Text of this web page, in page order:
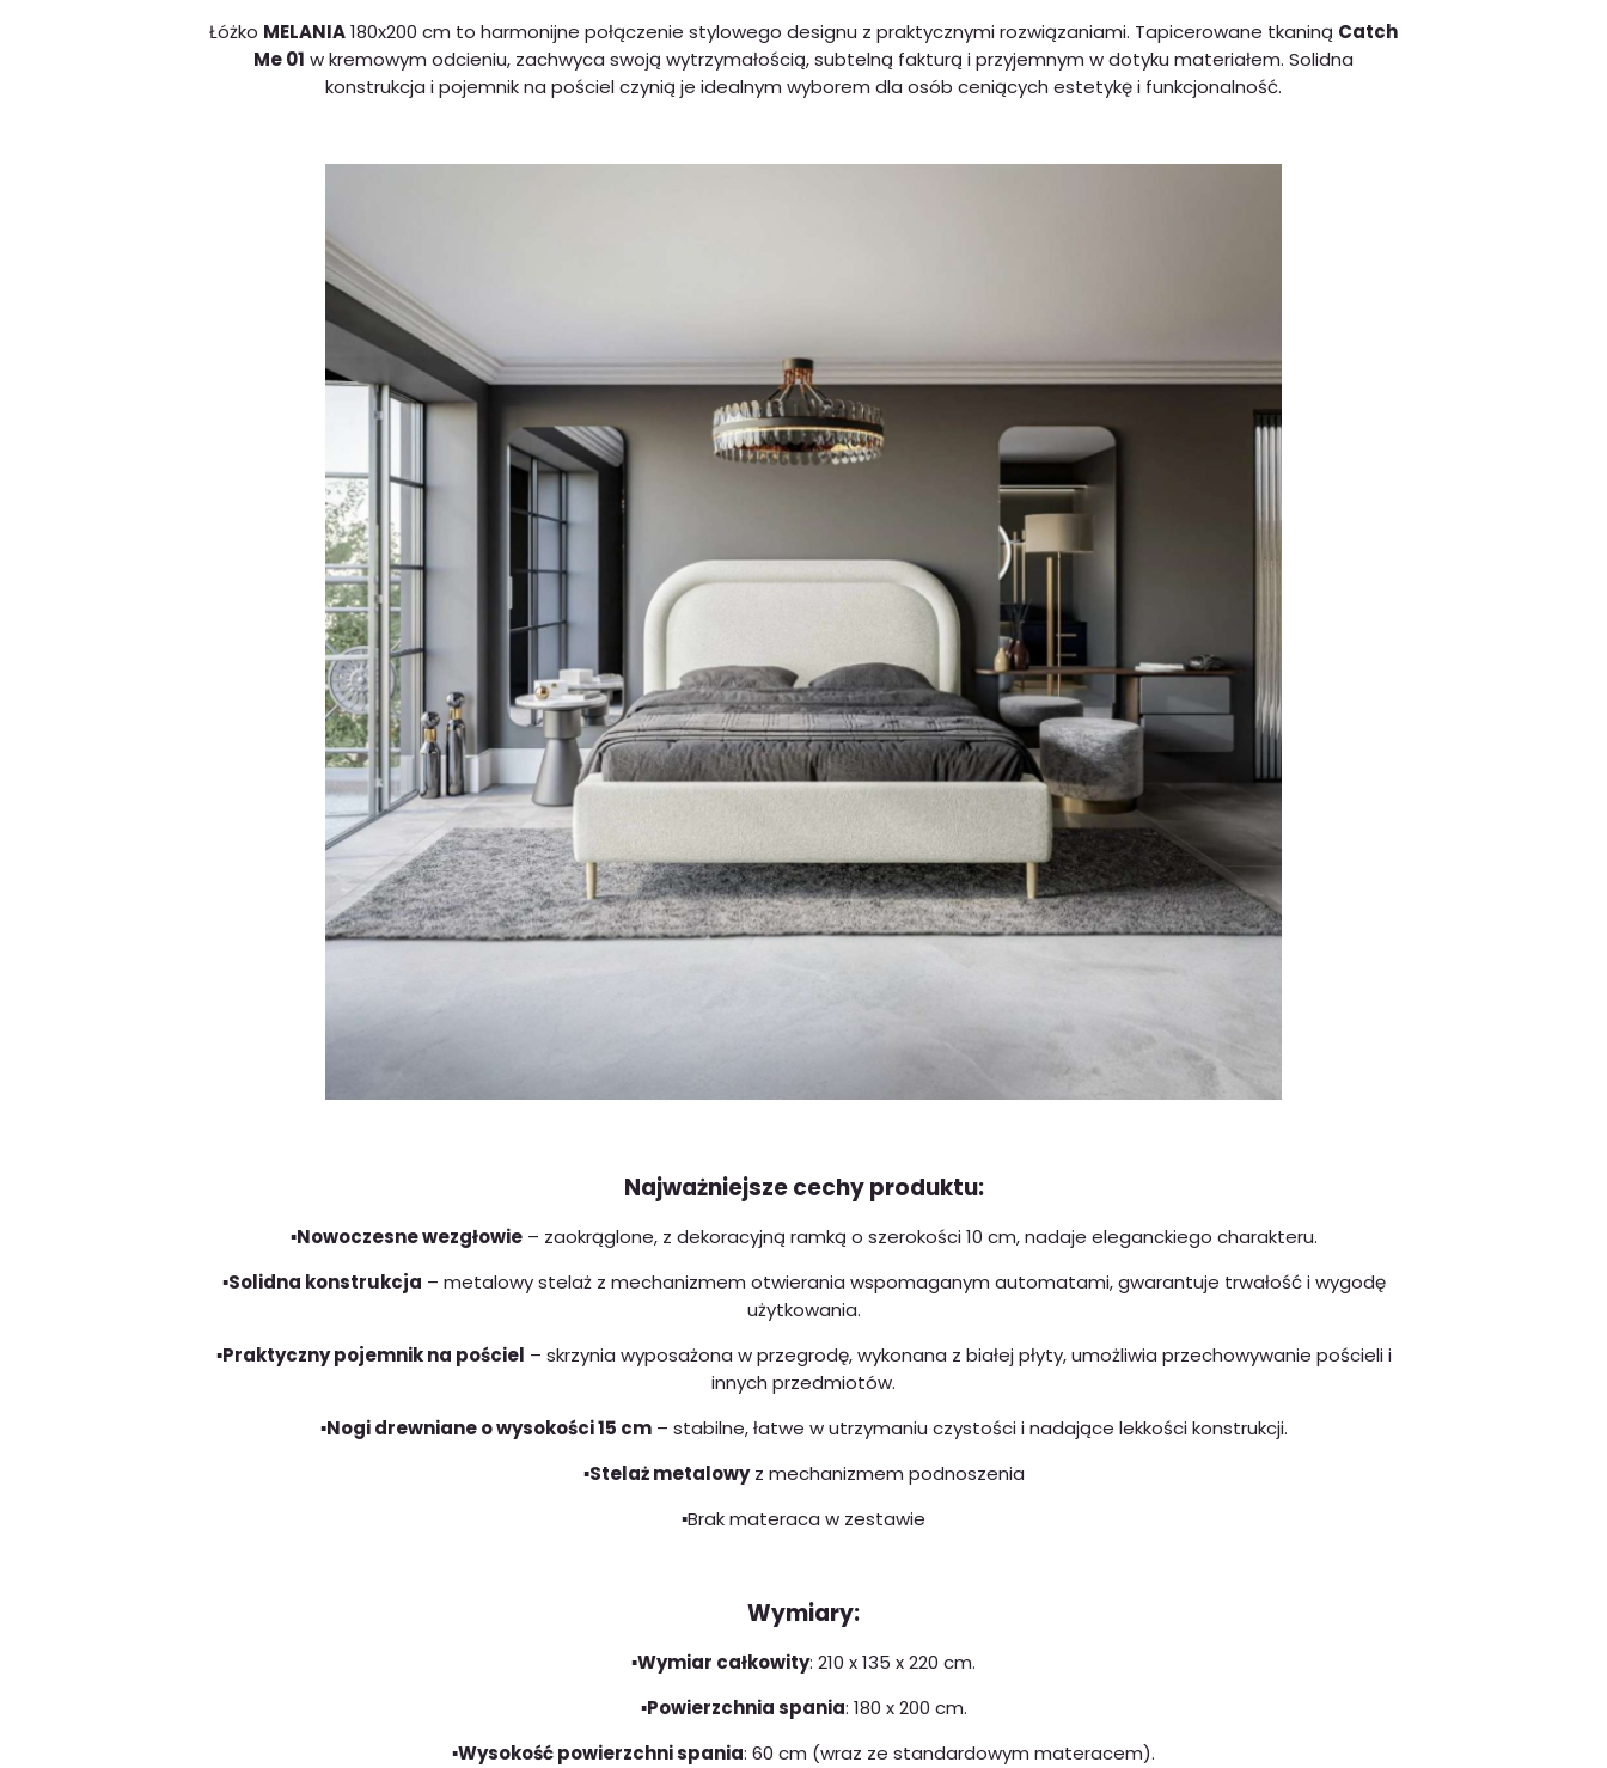
Łóżko MELANIA180x200 cm to harmonijne połączenie stylowego designu z praktycznymi rozwiązaniami. Tapicerowane tkaniną Catch
Me 01 w kremowym odcieniu, zachwyca swoją wytrzymałością, subtelną fakturą i przyjemnym w dotyku materiałem. Solidna
konstrukcja i pojemnik na pościel czynią je idealnym wyborem dla osób ceniących estetykę i funkcjonalność.
Najważniejsze cechy produktu:
▪️Nowoczesne wezgłowie– zaokrąglone, z dekoracyjną ramką o szerokości 10 cm, nadaje eleganckiego charakteru.
▪️Solidna konstrukcja – metalowy stelaż z mechanizmem otwierania wspomaganym automatami, gwarantuje trwałość i wygodę
użytkowania.
▪️Praktyczny pojemnik na pościel – skrzynia wyposażona w przegrodę, wykonana z białej płyty, umożliwia przechowywanie pościeli i
innych przedmiotów.
▪️Nogi drewniane o wysokości 15 cm– stabilne, łatwe w utrzymaniu czystości i nadające lekkości konstrukcji.
▪️Stelaż metalowyz mechanizmem podnoszenia
▪️Brak materaca w zestawie
Wymiary:
▪️Wymiar całkowity: 210 x 135 x 220 cm.
▪️Powierzchnia spania: 180 x 200 cm.
▪️Wysokość powierzchni spania: 60 cm (wraz ze standardowym materacem).